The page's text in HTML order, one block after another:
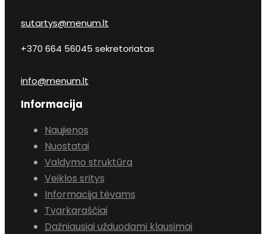
sutartys@menum.lt
+370 664 56045 sekretoriatas
info@menum.lt
Informacija
Naujienos
Nuostatai
Valdymo struktūra
Veiklos sritys
Informacija tėvams
Tvarkaraščiai
Dažniausiai užduodami klausimai